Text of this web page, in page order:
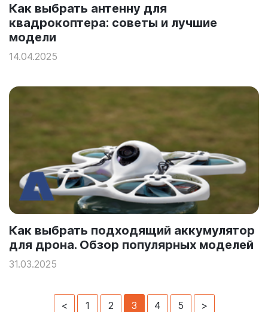
Как выбрать антенну для
квадрокоптера: советы и лучшие
модели
14.04.2025
Как выбрать подходящий аккумулятор
для дрона. Обзор популярных моделей
31.03.2025
< 1 2 3 4 5 >